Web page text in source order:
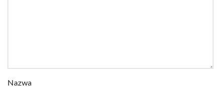
Nazwa